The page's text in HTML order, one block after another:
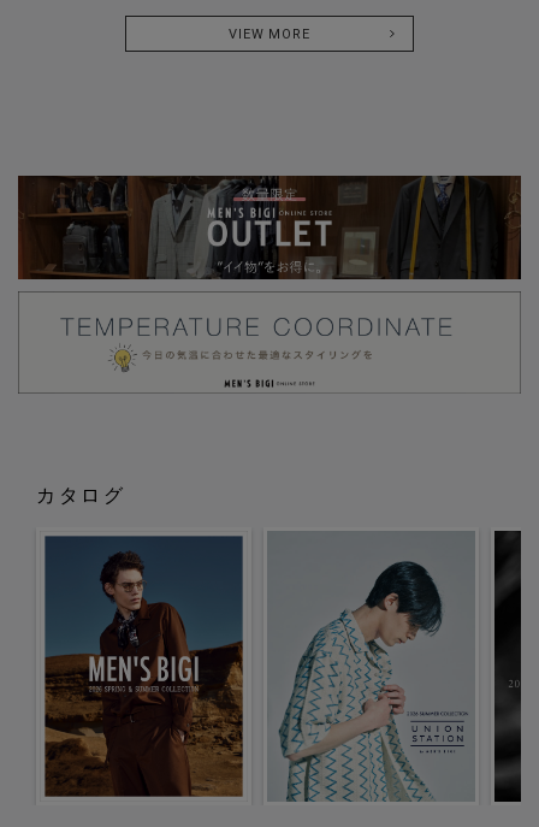
VIEW MORE
カタログ